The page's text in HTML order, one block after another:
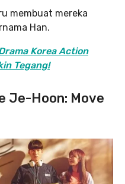
membuat mereka
Han.
Korea Action
Tegang!
Je-Hoon: Move